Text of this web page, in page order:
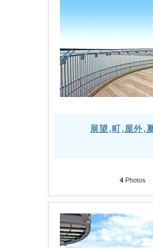
展望,町,屋外,
4Photos